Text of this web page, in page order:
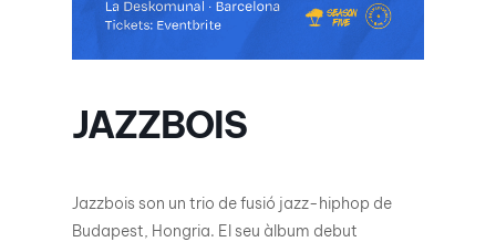
JAZZBOIS
Jazzbois son un trio de fusió jazz-hiphop de
Budapest, Hongria. El seu àlbum debut